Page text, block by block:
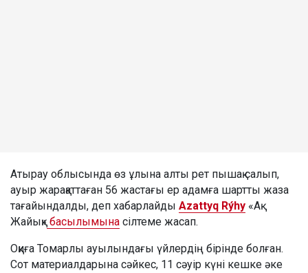
Атырау облысында өз ұлына алты рет пышақ салып,
ауыр жарақаттаған 56 жастағы ер адамға шартты жаза
тағайындалды, деп хабарлайды Azattyq Rýhy «Ақ
Жайық»басылымына сілтеме жасап.
Оқиға Томарлы ауылындағы үйлердің бірінде болған.
Сот материалдарына сәйкес, 11 сәуір күні кешке әке